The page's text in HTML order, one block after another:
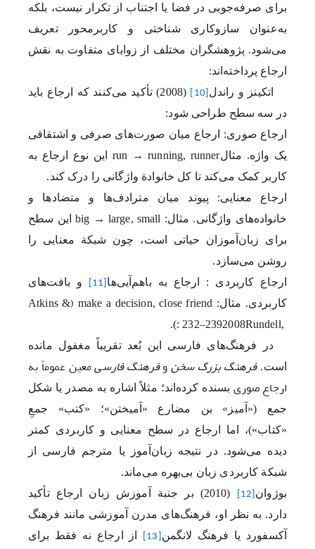
برای صرفه‌جویی در فضا یا اجتناب از تکرار نیست، بلکه
به‌عنوان سازوکاری شناختی و کاربرمحور تعریف
می‌شود. پژوهشگران مختلف از زوایای متفاوت به نقش
ارجاع پرداخته‌اند:
اتکینز و راندل [10]
(2008) تأکید می‌کنند که ارجاع باید
در سه سطح طراحی شود:
ارجاع صوری: ارجاع میان صورت‌های صرفی و اشتقاقی
یک واژه. مثالrun → running, runner
این نوع ارجاع به
کاربر کمک می‌کند تا کل خانوادة واژگانی را درک کند.
ارجاع معنایی: پیوند میان مترادف‌ها و متضادها و
خانواده‌های واژگانی. مثال: big → large, small این سطح
برای زبان‌آموزان حیاتی است، چون شبکة معنایی را
روشن می‌سازد.
ارجاع کاربردی : ارجاع به باهم‌آیی‌ها [11]
و بافت‌های
کاربردی. مثال: make a decision, close friend
(
Atkins &
Rundell,
2008
: 232–239
).
در فرهنگ‌های فارسی این بُعد تقریباً مغفول مانده
است. فرهنگ بزرگ سخنوفرهنگ فارسیمعین عموماً به
ارجاع صوری بسنده کرده‌اند؛ مثلاً اشاره به مصدر یا شکل
جمع («آمیز»
بن مضارع «آمیختن»؛ «کتب» جمعِ
«کتاب»)، اما ارجاع در سطح معنایی و کاربردی کمتر
دیده می‌شود. در نتیجه زبان‌آموز یا مترجم فارسی از
شبکة کاربردی زبان بی‌بهره می‌ماند.
بوژوان [12]
(2010) بر جنبة آموزش زبان ارجاع تأکید
دارد. به نظر او، فرهنگ‌های مدرن آموزشی مانند فرهنگ
آکسفورد یا فرهنگ لانگمن [13]
از ارجاع نه فقط برای